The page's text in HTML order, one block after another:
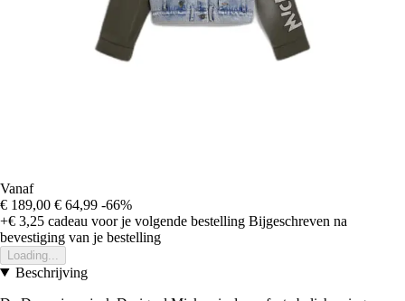
Vanaf
€ 189,00 € 64,99 -66%
+€ 3,25 cadeau voor je volgende bestelling Bijgeschreven na
bevestiging van je bestelling
Loading...
Beschrijving